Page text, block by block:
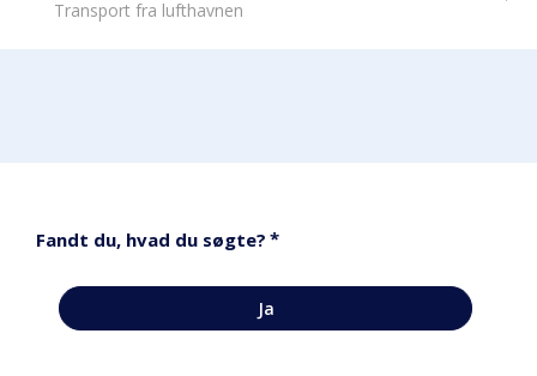
Transport fra lufthavnen
Fandt du, hvad du søgte? *
Ja